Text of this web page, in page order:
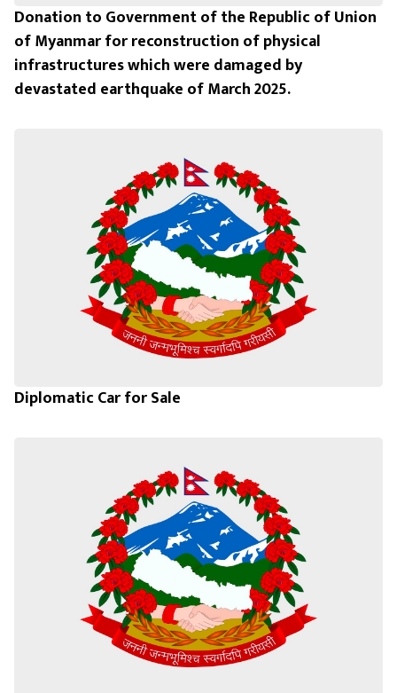
Donation to Government of the Republic of Union
of Myanmar for reconstruction of physical
infrastructures which were damaged by
devastated earthquake of March 2025.
Diplomatic Car for Sale